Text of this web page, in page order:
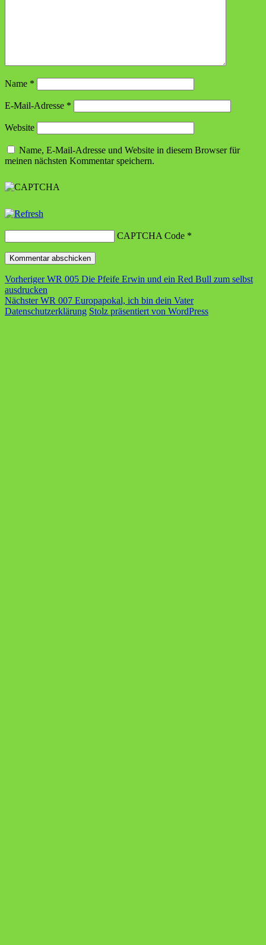
Name *
E-Mail-Adresse *
Website
Name, E-Mail-Adresse und Website in diesem Browser für
meinen nächsten Kommentar speichern.
CAPTCHA Code *
Beitragsnavigation
Vorheriger Vorheriger
Beitrag:
WR 005 Die Pfeife Erwin und ein Red Bull zum selbst
ausdrucken
Nächster Nächster
Beitrag:
WR 007 Europapokal, ich bin dein Vater
Datenschutzerklärung Stolz präsentiert von WordPress